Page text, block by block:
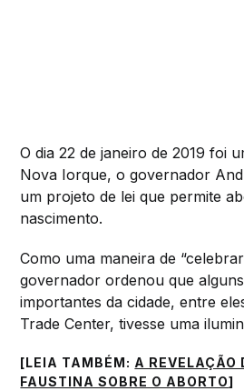
O dia 22 de janeiro de 2019 foi
Nova Iorque, o governador
um projeto de lei que permite
nascimento.
Como uma maneira de
governador ordenou que
importantes da cidade, entre
Trade Center, tivesse uma
[LEIA TAMBÉM: A REVELAÇÃO
FAUSTINA SOBRE O ABORTO]